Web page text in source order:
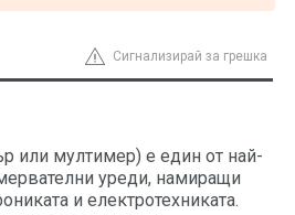
Сигнализирай за грешка
или мултимер) е един от най-
уреди, намиращи
и електротехниката.